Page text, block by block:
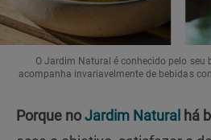
O Jardim Natural é conhecido pelo seu
acompanha invariavelmente de bebidas
Porque noJardim Natural há